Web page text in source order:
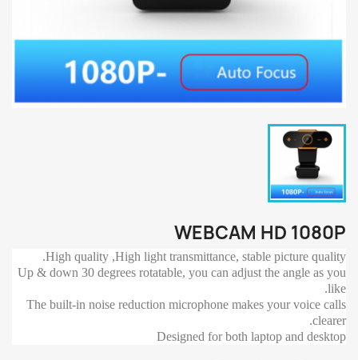
WEBCAM HD 1080P
High quality ,High light transmittance, stable picture quality.
Up & down 30 degrees rotatable, you can adjust the angle as you
like.
The built-in noise reduction microphone makes your voice calls
clearer.
Designed for both laptop and desktop